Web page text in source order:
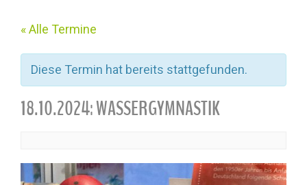
« Alle Termine
Diese Termin hat bereits stattgefunden.
18.10.2024: WASSERGYMNASTIK